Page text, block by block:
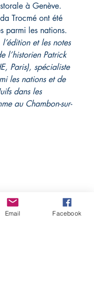
à Genève.
Trocmé ont été
parmi les nations.
l’édition et les notes
l’historien Patrick
Paris), spécialiste
les nations et de
dans les
au Chambon-sur-
Saint-Agrève
Email Facebook